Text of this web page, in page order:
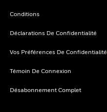
Conditions
Déclarations De Confidentialité
Vos Préférences De Confidentialité
Témoin De Connexion
Désabonnement Complet